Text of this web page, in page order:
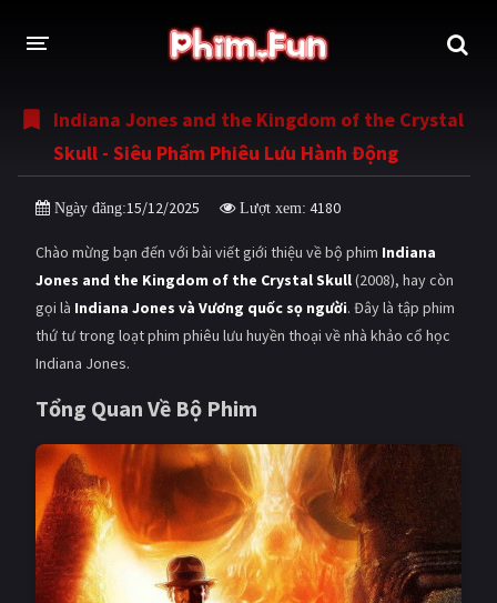
THỂ LOẠI
Thần thoại - Cổ trang Hành động
Tâm lý
Võ thuật - Kiếm hiệp Nhạc kịch
Kinh dị Tội phạm - Hình sự
Phiêu lưu
Viễn tưởng
Hoạt hình Thể thao
Tình cảm - Lãng mạn Kỳ ảo
Giật gân Gia đình
Bí ẩn Lịch sử
Indiana Jones and the Kingdom of the Crystal
Skull - Siêu Phẩm Phiêu Lưu Hành Động
Ngày đăng:15/12/2025 Lượt xem: 4180
Chào mừng bạn đến với bài viết giới thiệu về bộ phim Indiana
Jones and the Kingdom of the Crystal Skull(2008), hay còn
gọi là Indiana Jones và Vương quốc sọ người. Đây là tập phim
thứ tư trong loạt phim phiêu lưu huyền thoại về nhà khảo cổ học
Indiana Jones.
Tổng Quan Về Bộ Phim